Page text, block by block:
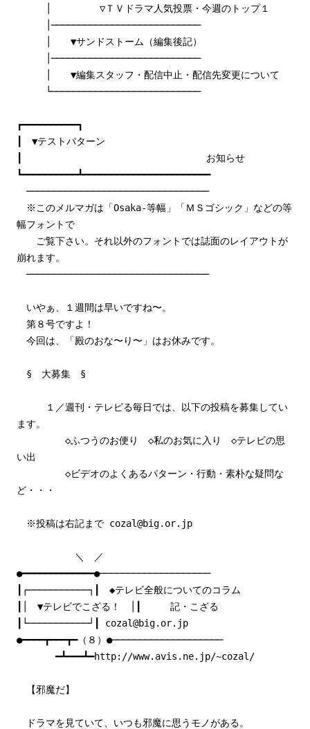
│ ▽ＴＶドラマ人気投票・今週のトップ１
│───────────────────────────
│ ▼サンドストーム（編集後記）
│───────────────────────────
│ ▼編集スタッフ・配信中止・配信先変更について
└───────────────────────────
┏━━━━━━━━━━┓
┃ ▼テストパターン
┃ お知らせ
┗━━━━━━━━━━┻━━━━━━━━━━━━━━━━━━━━━━━
─────────────────────────────────
※このメルマガは「Osaka-等幅」「ＭＳゴシック」などの等
幅フォントで
ご覧下さい。それ以外のフォントでは誌面のレイアウトが
崩れます。
─────────────────────────────────
いやぁ、１週間は早いですね〜。
第８号ですよ！
今回は、「殿のおな〜り〜」はお休みです。
§ 大募集 §
１／週刊・テレビる毎日では、以下の投稿を募集してい
ます。
◇ふつうのお便り ◇私のお気に入り ◇テレビの思
い出
◇ビデオのよくあるパターン・行動・素朴な疑問な
ど・・・
※投稿は右記まで cozal@big.or.jp
＼ ／
●━━━━━━━━━━━━━●────────────────────
┃┌───────────┐┃ ◆テレビ全般についてのコラム
┃│ ▼テレビでこざる！ │┃ 記・こざる
┃└───────────┘┃ cozal@big.or.jp
●━━━━┳━━━┳━（８）●────────────────────
━┻━━━┻━http://www.avis.ne.jp/~cozal/
【邪魔だ】
ドラマを見ていて、いつも邪魔に思うモノがある。